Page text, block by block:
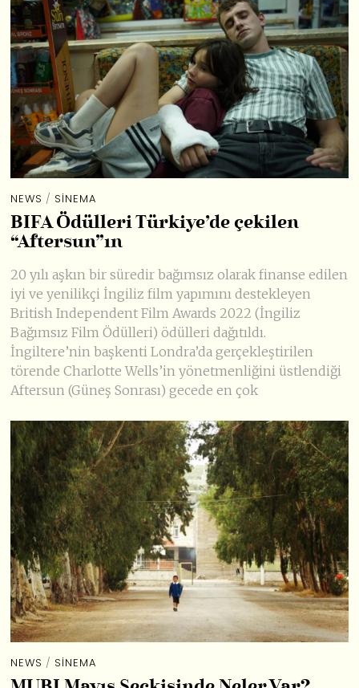
NEWS / SINEMA
BIFA Ödülleri Türkiye’de çekilen
“Aftersun”ın
20 yılı aşkın bir süredir bağımsız olarak finanse edilen
iyi ve yenilikçi İngiliz film yapımını destekleyen
British Independent Film Awards 2022 (İngiliz
Bağımsız Film Ödülleri) ödülleri dağıtıldı.
İngiltere’nin başkenti Londra’da gerçekleştirilen
törende Charlotte Wells’in yönetmenliğini üstlendiği
Aftersun (Güneş Sonrası) gecede en çok
NEWS / SINEMA